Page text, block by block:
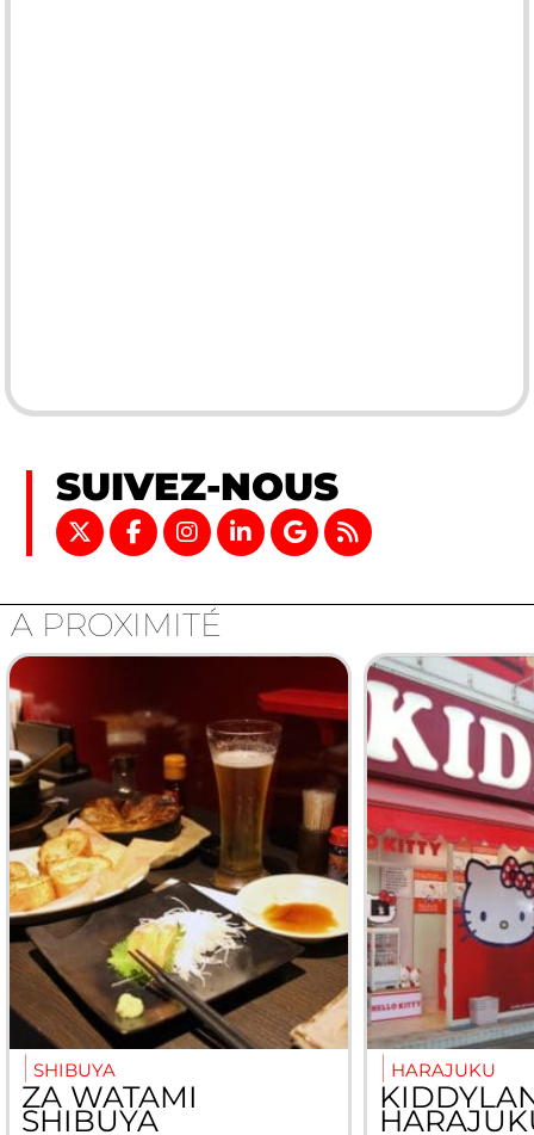
SUIVEZ-NOUS
A PROXIMITÉ
SHIBUYA
ZA WATAMI
SHIBUYA
HARAJUKU